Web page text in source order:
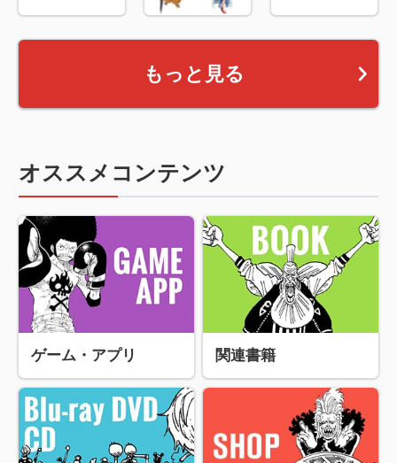
もっと見る
オススメコンテンツ
ゲーム・アプリ 関連書籍